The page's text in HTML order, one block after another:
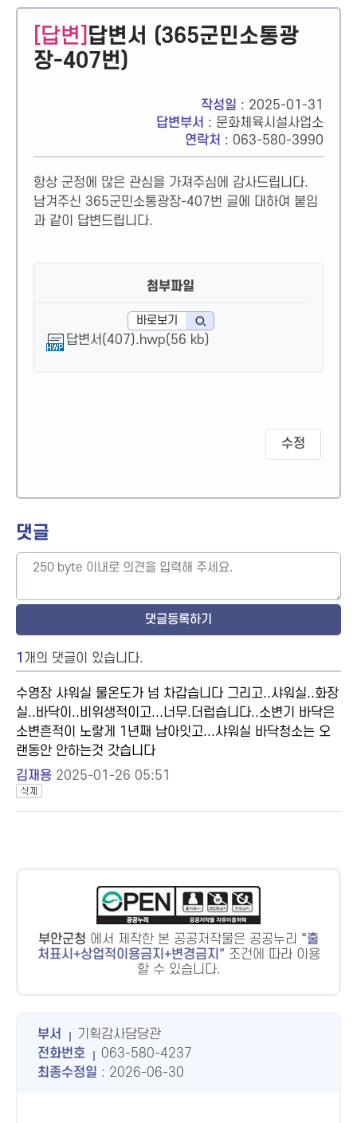
[답변] 답변서 (365군민소통광
장-407번)
작성일 : 2025-01-31
답변부서 : 문화체육시설사업소
연락처 : 063-580-3990
항상 군정에 많은 관심을 가져주심에 감사드립니다.
남겨주신 365군민소통광장-407번 글에 대하여 붙임
과 같이 답변드립니다.
첨부파일
바로보기
답변서(407).hwp(56 kb)
수정
댓글
1 개의 댓글이 있습니다.
수영장 샤워실 물온도가 넘 차갑습니다 그리고..샤워실..화장
실..바닥이..비위생적이고...너무.더럽습니다..소변기 바닥은
소변흔적이 노랗게 1년째 남아잇고...샤워실 바닥청소는 오
랜동안 안하는것 갓습니다
김재용 2025-01-26 05:51
부안군청 에서 제작한 본 공공저작물은 공공누리
출
처표시+상업적이용금지+변경금지
조건에 따라 이용
할 수 있습니다.
부서
기획감사담당관
전화번호
063-580-4237
최종수정일 : 2026-06-30